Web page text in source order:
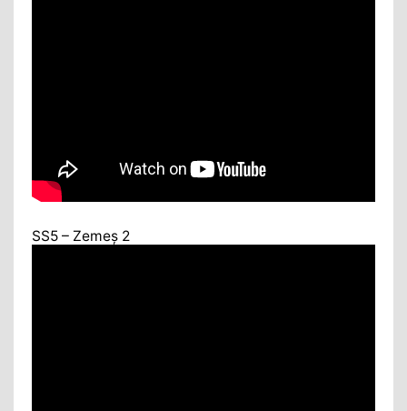
SS5 – Zemeș 2